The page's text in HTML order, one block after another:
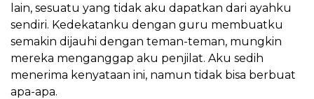
lain, sesuatu yang tidak aku dapatkan dari ayahku
sendiri. Kedekatanku dengan guru membuatku
semakin dijauhi dengan teman-teman, mungkin
mereka menganggap aku penjilat. Aku sedih
menerima kenyataan ini, namun tidak bisa berbuat
apa-apa.